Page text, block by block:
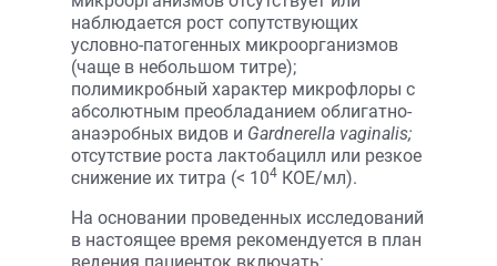
наблюдается рост сопутствующих
условно-патогенных микроорганизмов
(чаще в небольшом титре);
полимикробный характер микрофлоры с
абсолютным преобладанием облигатно-
анаэробных видов и Gardnerella vaginalis;
отсутствие роста лактобацилл или резкое
снижение их титра (< 104 КОЕ/мл).
На основании проведенных исследований
в настоящее время рекомендуется в план